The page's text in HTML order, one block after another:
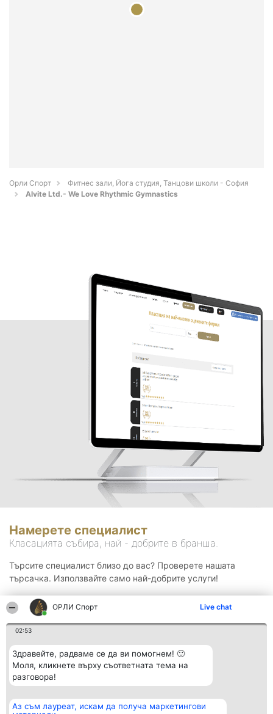
ОРЛИ Спорт Live chat
02:53
Здравейте, радваме се да ви помогнем! 🙂
Моля, кликнете върху съответната тема на
разговора!
Аз съм лауреат, искам да получа маркетингови
Орли Спорт
Фитнес зали, Йога студия, Танцови школи - София
Alvite Ltd.- We Love Rhythmic Gymnastics
Намерете специалист
Класацията събира, най - добрите в бранша.
Търсите специалист близо до вас? Проверете нашата
търсачка. Използвайте само най-добрите услуги!
Организатор на
Класация Контакти